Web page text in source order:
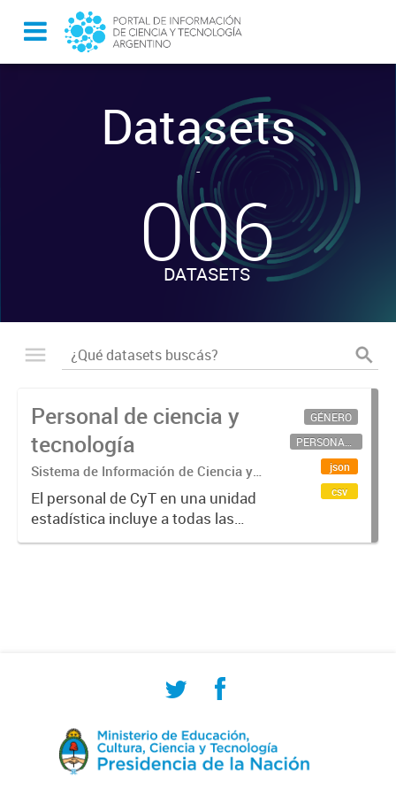
Datasets
-
006
DATASETS
Personal de ciencia y
tecnología
Sistema de Información de Ciencia y
Tecnología Argentino (SICYTAR)
El personal de CyT en una unidad
estadística incluye a todas las
personas involucradas
GÉNERO
PERSONAL CIENTÍFICO-TECNOLÓGICO
json
csv